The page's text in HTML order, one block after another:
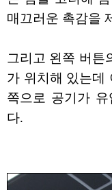
매끄러운 촉감을
그리고 왼쪽 버튼
가 위치해 있는데
쪽으로 공기가
다.